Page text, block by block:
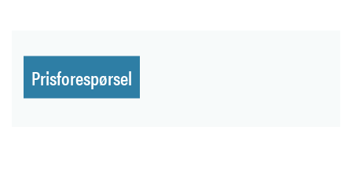
Prisforespørsel